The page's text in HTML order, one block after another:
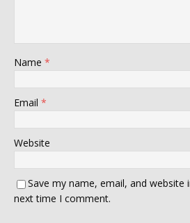
Name *
Email *
Website
Save my name, email, and
next time I comment.